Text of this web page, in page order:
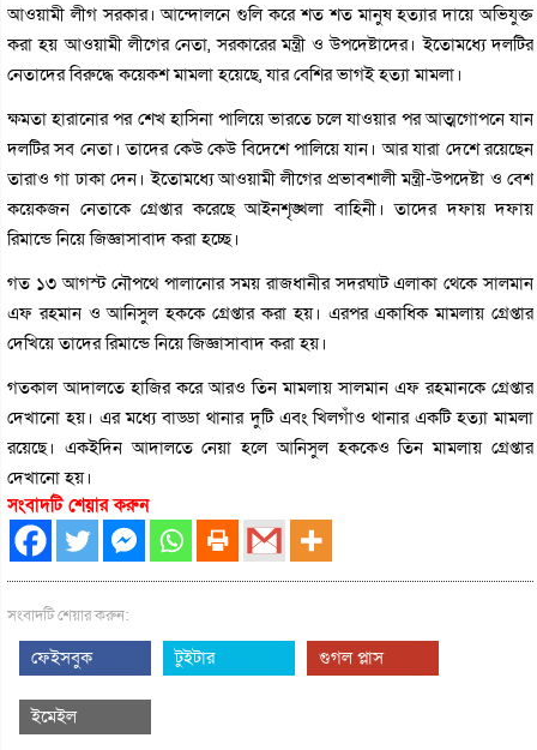
আওয়ামী লীগ সরকার। আন্দোলনে গুলি করে শত শত মানুষ হত্যার দায়ে অভিযুক্ত
করা হয় আওয়ামী লীগের নেতা, সরকারের মন্ত্রী ও উপদেষ্টাদের। ইতোমধ্যে দলটির
নেতাদের বিরুদ্ধে কয়েকশ মামলা হয়েছে, যার বেশির ভাগই হত্যা মামলা।
ক্ষমতা হারানোর পর শেখ হাসিনা পালিয়ে ভারতে চলে যাওয়ার পর আত্মগোপনে যান
দলটির সব নেতা। তাদের কেউ কেউ বিদেশে পালিয়ে যান। আর যারা দেশে রয়েছেন
তারাও গা ঢাকা দেন। ইতোমধ্যে আওয়ামী লীগের প্রভাবশালী মন্ত্রী-উপদেষ্টা ও বেশ
কয়েকজন নেতাকে গ্রেপ্তার করেছে আইনশৃঙ্খলা বাহিনী। তাদের দফায় দফায়
রিমান্ডে নিয়ে জিজ্ঞাসাবাদ করা হচ্ছে।
গত ১৩ আগস্ট নৌপথে পালানোর সময় রাজধানীর সদরঘাট এলাকা থেকে সালমান
এফ রহমান ও আনিসুল হককে গ্রেপ্তার করা হয়। এরপর একাধিক মামলায় গ্রেপ্তার
দেখিয়ে তাদের রিমান্ডে নিয়ে জিজ্ঞাসাবাদ করা হয়।
গতকাল আদালতে হাজির করে আরও তিন মামলায় সালমান এফ রহমানকে গ্রেপ্তার
দেখানো হয়। এর মধ্যে বাড্ডা থানার দুটি এবং খিলগাঁও থানার একটি হত্যা মামলা
রয়েছে। একইদিন আদালতে নেয়া হলে আনিসুল হককেও তিন মামলায় গ্রেপ্তার
দেখানো হয়।
সংবাদটি শেয়ার করুন
সংবাদটি শেয়ার করুন:
ফেইসবুক টুইটার গুগল প্লাস
ইমেইল